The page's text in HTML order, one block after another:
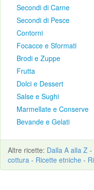
Secondi di Carne
Secondi di Pesce
Contorni
Focacce e Sformati
Brodi e Zuppe
Frutta
Dolci e Dessert
Salse e Sughi
Marmellate e Conserve
Bevande e Gelati
Altre ricette: Dalla A alla Z -
cottura - Ricette etniche -